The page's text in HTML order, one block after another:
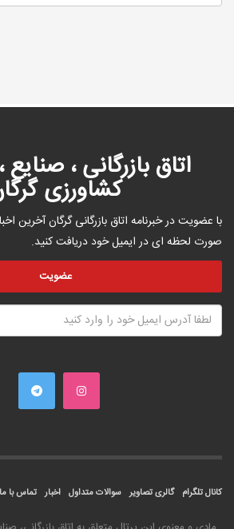
اتاق بازرگانی ،
کشاورزی
با عضویت در خبرنامه اتاق بازرگانی گرگان آخرین
صورت لحظه ای در ایمیل خود دریافت کنید.
تماس با ما اخبار سوالات متداول گالری تصاویر کانال تلگرام